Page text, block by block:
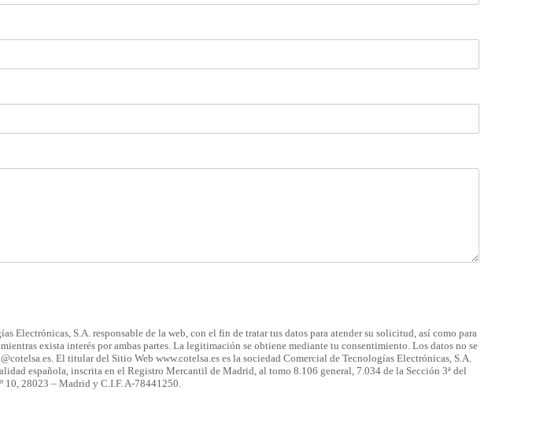
Electrónicas, S.A. responsable de la web, con el fin de tratar tus datos para atender su solicitud, así como para
exista interés por ambas partes. La legitimación se obtiene mediante tu consentimiento. Los datos no se
El titular del Sitio Web www.cotelsa.es es la sociedad Comercial de Tecnologías Electrónicas, S.A.
española, inscrita en el Registro Mercantil de Madrid, al tomo 8.106 general, 7.034 de la Sección 3ª del
10, 28023 – Madrid y C.I.F. A-78441250.